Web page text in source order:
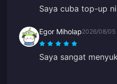
Saya cuba top-up
Egor Miholap2026/08/05
Saya sangat